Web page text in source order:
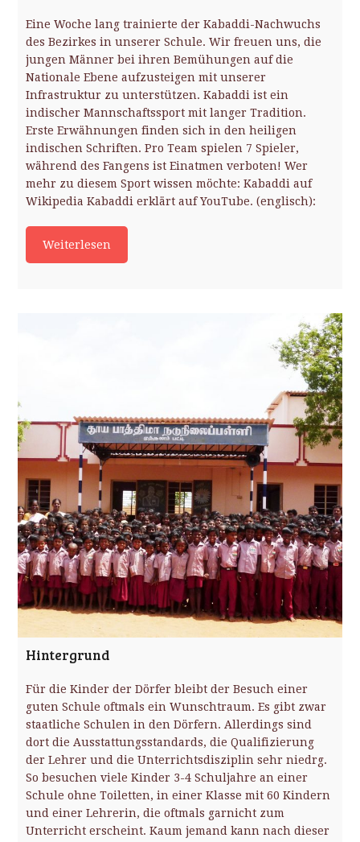
Eine Woche lang trainierte der Kabaddi-Nachwuchs
des Bezirkes in unserer Schule. Wir freuen uns, die
jungen Männer bei ihren Bemühungen auf die
Nationale Ebene aufzusteigen mit unserer
Infrastruktur zu unterstützen. Kabaddi ist ein
indischer Mannschaftssport mit langer Tradition.
Erste Erwähnungen finden sich in den heiligen
indischen Schriften. Pro Team spielen 7 Spieler,
während des Fangens ist Einatmen verboten! Wer
mehr zu diesem Sport wissen möchte: Kabaddi auf
Wikipedia Kabaddi erklärt auf YouTube. (englisch):
Weiterlesen
Hintergrund
Für die Kinder der Dörfer bleibt der Besuch einer
guten Schule oftmals ein Wunschtraum. Es gibt zwar
staatliche Schulen in den Dörfern. Allerdings sind
dort die Ausstattungsstandards, die Qualifizierung
der Lehrer und die Unterrichtsdisziplin sehr niedrg.
So besuchen viele Kinder 3-4 Schuljahre an einer
Schule ohne Toiletten, in einer Klasse mit 60 Kindern
und einer Lehrerin, die oftmals garnicht zum
Unterricht erscheint. Kaum jemand kann nach dieser